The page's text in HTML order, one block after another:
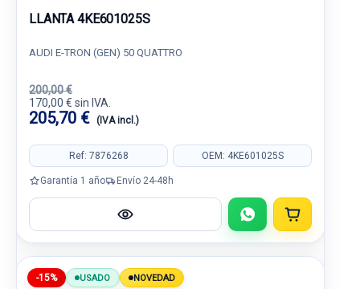
LLANTA 4KE601025S
AUDI E-TRON (GEN) 50 QUATTRO
200,00 €
170,00 € sin IVA.
205,70 € (IVA incl.)
Ref: 7876268 OEM: 4KE601025S
Garantía 1 año Envío 24-48h
-15% USADO NOVEDAD